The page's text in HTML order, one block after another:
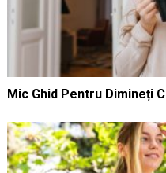
Mic Ghid Pentru Dimineți